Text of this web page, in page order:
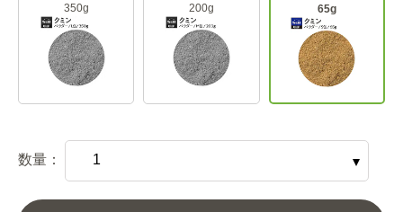
350g 200g 65g
数量：